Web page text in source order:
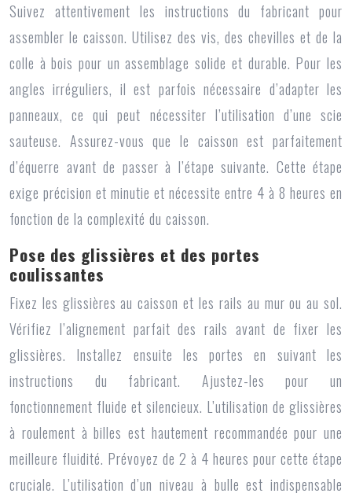
Suivez attentivement les instructions du fabricant pour
assembler le caisson. Utilisez des vis, des chevilles et de la
colle à bois pour un assemblage solide et durable. Pour les
angles irréguliers, il est parfois nécessaire d’adapter les
panneaux, ce qui peut nécessiter l’utilisation d’une scie
sauteuse. Assurez-vous que le caisson est parfaitement
d’équerre avant de passer à l’étape suivante. Cette étape
exige précision et minutie et nécessite entre 4 à 8 heures en
fonction de la complexité du caisson.
Pose des glissières et des portes
coulissantes
Fixez les glissières au caisson et les rails au mur ou au sol.
Vérifiez l’alignement parfait des rails avant de fixer les
glissières. Installez ensuite les portes en suivant les
instructions du fabricant. Ajustez-les pour un
fonctionnement fluide et silencieux. L’utilisation de glissières
à roulement à billes est hautement recommandée pour une
meilleure fluidité. Prévoyez de 2 à 4 heures pour cette étape
cruciale. L’utilisation d’un niveau à bulle est indispensable